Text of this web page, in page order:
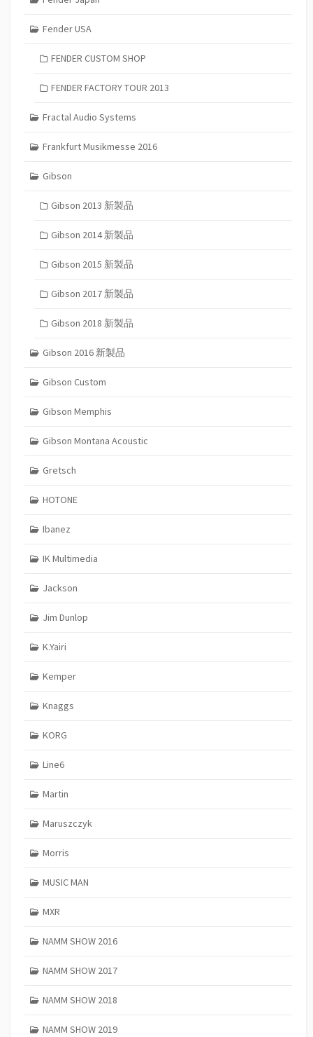
Fender USA
FENDER CUSTOM SHOP
FENDER FACTORY TOUR 2013
Fractal Audio Systems
Frankfurt Musikmesse 2016
Gibson
Gibson 2013 新製品
Gibson 2014 新製品
Gibson 2015 新製品
Gibson 2017 新製品
Gibson 2018 新製品
Gibson 2016 新製品
Gibson Custom
Gibson Memphis
Gibson Montana Acoustic
Gretsch
HOTONE
Ibanez
IK Multimedia
Jackson
Jim Dunlop
K.Yairi
Kemper
Knaggs
KORG
Line6
Martin
Maruszczyk
Morris
MUSIC MAN
MXR
NAMM SHOW 2016
NAMM SHOW 2017
NAMM SHOW 2018
NAMM SHOW 2019